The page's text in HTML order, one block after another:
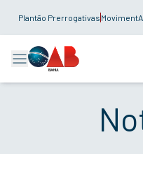
Plantão Prerrogativas